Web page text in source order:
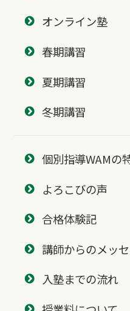
オンライン塾
春期講習
夏期講習
冬期講習
個別指導WAMの
よろこびの声
合格体験記
講師からのメッ
入塾までの流れ